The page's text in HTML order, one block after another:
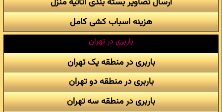
هزینه اسباب کشی کامل
باربری در تهران
باربری در منطقه یک تهران
باربری در منطقه دو تهران
باربری در منطقه سه تهران